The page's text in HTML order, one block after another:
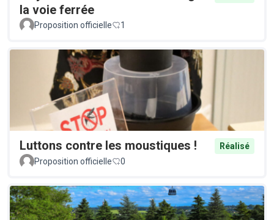
la voie ferrée
Proposition officielle 1
Luttons contre les moustiques !
Réalisé
Proposition officielle
0